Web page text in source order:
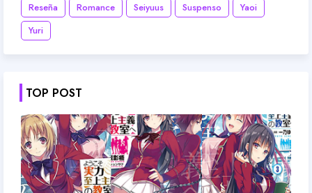
Reseña
Romance Seiyuus Suspenso
Yaoi
Yuri
TOP POST